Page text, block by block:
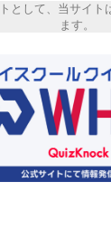
として、当サイト
ます。